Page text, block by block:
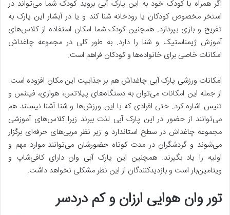
اگر همراه با کودک خود به این پارک آبی بروید کودک شما می‌تواند در
استخر مخصوص کودکان یا رودخانه شنا کند و یا در آبشار این پارک به
تفریح و بازی بپردازد. همچنین کودک شما امکان استفاده از کلاس‌های
آموزش ژیمناستیک و شنا را دارد. به طور کلی در مجموعه چاغداش
امکانات خاصی برای خانواده‌ها و کودکان فراهم است.
امکانات ورزشی پارک آبی چاغداش هم بر جذابیت این مکان افزوده است.
از جمله این امکانات می‌توان به دستگاه‌های پیلاتس، هوازی، فیتنس و
تنیس اشاره کرد. حتی افرادی که با این ورزش‌ها و شنا آشنا نیستند هم
می‌توانند از حضور در این پارک آبی لذت ببرند زیرا کلاس‌های آموزشی
مجموعه چاغداش در سطح استاندارد و زیر نظر مربی‌های حرفه‌ای برگزار
می‌شوند و گردشگران در مدت کوتاه حضورشان می‌توانند موارد مهم و
اولیه را یاد بگیرند. همچنین این پارک آبی وان دارای کافی‌شاپ و
ویتامین‌بار است و بازدیدکنندگان از این نظر مشکلی نخواهد داشت.
تور وان هوایی ارزان و کم دردسر